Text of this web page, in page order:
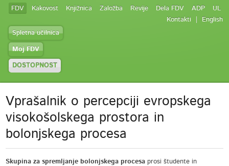
FDV Kakovost Knjižnica Založba Revije Dela FDV ADP
UL
Kontakti
English
Spletna učilnica
Moj FDV
DOSTOPNOST
Vprašalnik o percepciji evropskega
visokošolskega prostora in
bolonjskega procesa
Skupina za spremljanje bolonjskega procesa prosi študente in